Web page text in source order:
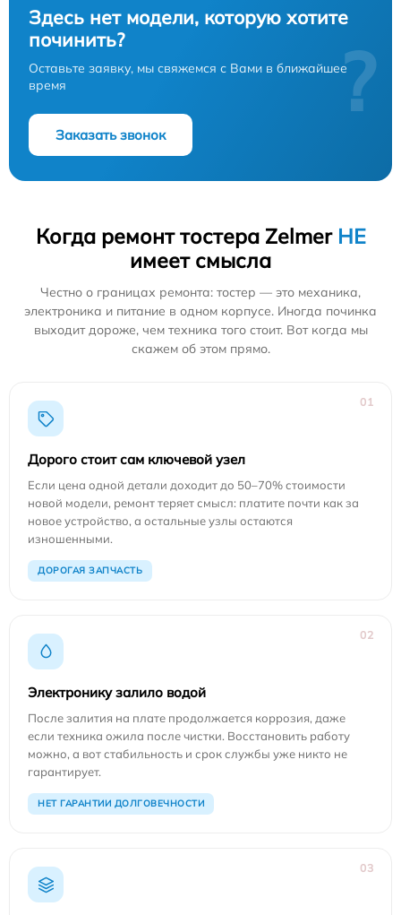
Здесь нет модели, которую хотите
починить?
Оставьте заявку, мы свяжемся с Вами в ближайшее
время
Заказать звонок
?
Когда ремонт тостера Zelmer НЕ
имеет смысла
Честно о границах ремонта: тостер — это механика,
электроника и питание в одном корпусе. Иногда починка
выходит дороже, чем техника того стоит. Вот когда мы
скажем об этом прямо.
01
Дорого стоит сам ключевой узел
Если цена одной детали доходит до 50–70% стоимости
новой модели, ремонт теряет смысл: платите почти как за
новое устройство, а остальные узлы остаются
изношенными.
ДОРОГАЯ ЗАПЧАСТЬ
02
Электронику залило водой
После залития на плате продолжается коррозия, даже
если техника ожила после чистки. Восстановить работу
можно, а вот стабильность и срок службы уже никто не
гарантирует.
НЕТ ГАРАНТИИ ДОЛГОВЕЧНОСТИ
03